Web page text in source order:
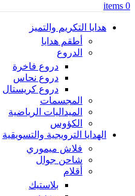
0
items
هدايا التكريم والتميز
أطقم هدايا
الدروع
دروع فاخرة
دروع نحاس
دروع كريستال
المجسمات
الميداليات الرياضية
الكؤوس
الهدايا الترويجية والتسويقية
فلاش ميموري
شاحن جوال
أقلام
بلاستيك